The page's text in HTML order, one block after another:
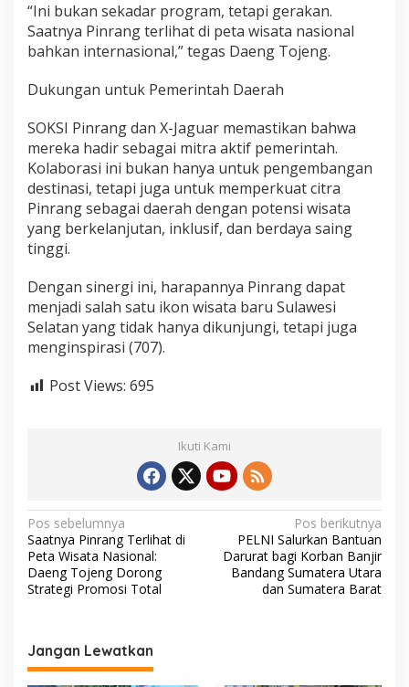
“Ini bukan sekadar program, tetapi gerakan.
Saatnya Pinrang terlihat di peta wisata nasional
bahkan internasional,” tegas Daeng Tojeng.
Dukungan untuk Pemerintah Daerah
SOKSI Pinrang dan X-Jaguar memastikan bahwa
mereka hadir sebagai mitra aktif pemerintah.
Kolaborasi ini bukan hanya untuk pengembangan
destinasi, tetapi juga untuk memperkuat citra
Pinrang sebagai daerah dengan potensi wisata
yang berkelanjutan, inklusif, dan berdaya saing
tinggi.
Dengan sinergi ini, harapannya Pinrang dapat
menjadi salah satu ikon wisata baru Sulawesi
Selatan yang tidak hanya dikunjungi, tetapi juga
menginspirasi (707).
Post Views: 695
Ikuti Kami
N
a
v
i
a
Pos sebelumnya
Saatnya Pinrang Terlihat di
Peta Wisata Nasional:
Daeng Tojeng Dorong
Strategi Promosi Total
Pos berikutnya
PELNI Salurkan Bantuan
Darurat bagi Korban Banjir
Bandang Sumatera Utara
dan Sumatera Barat
Jangan Lewatkan